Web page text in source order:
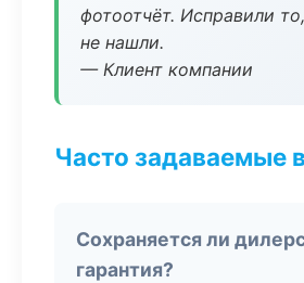
фотоотчёт. Исправили
не нашли.
— Клиент компании
Часто задаваемые
Сохраняется ли
гарантия?